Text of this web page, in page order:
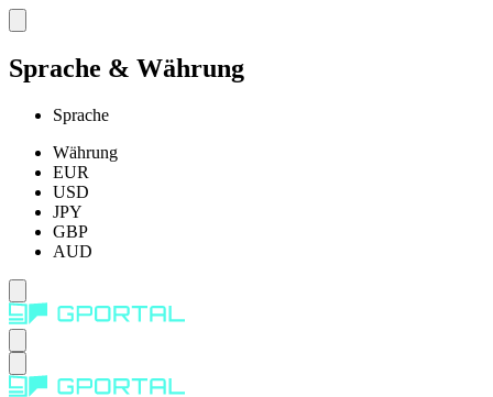
Sprache & Währung
Sprache
Währung
EUR
USD
JPY
GBP
AUD